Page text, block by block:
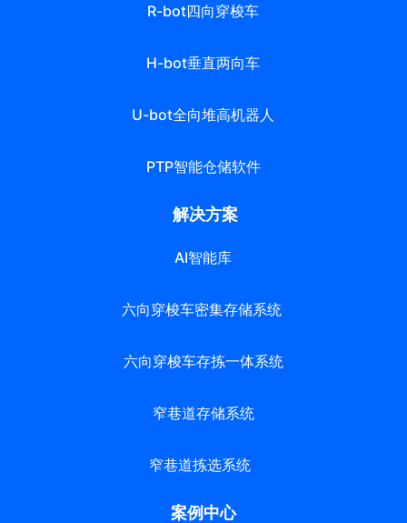
R-bot四向穿梭车
H-bot垂直两向车
U-bot全向堆高机器人
PTP智能仓储软件
解决方案
AI智能库
六向穿梭车密集存储系统
六向穿梭车存拣一体系统
窄巷道存储系统
窄巷道拣选系统
案例中心